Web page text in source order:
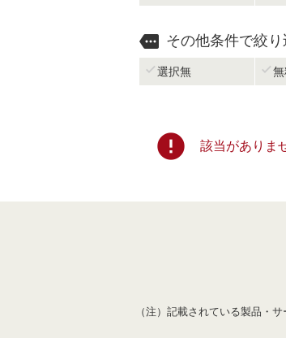
 その他条件で絞り
 選択無 
error 該当がありま
（注）記載されている製品・